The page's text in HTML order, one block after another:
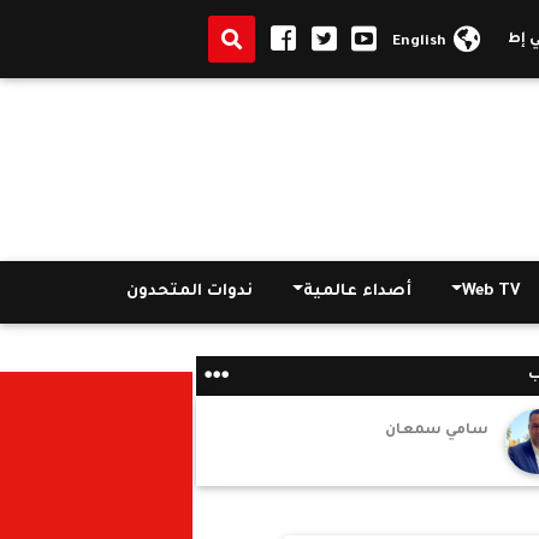
تنفيذ خطة وزارة السياحة والآثار لكافة الآليات الترويجية للأسواق
English
Web TV أصداء عالمية ندوات المتحدون
سامي سمعان